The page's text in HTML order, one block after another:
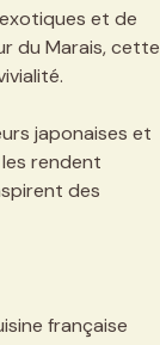
et de
du Marais, cette
japonaises et
rendent
des
française